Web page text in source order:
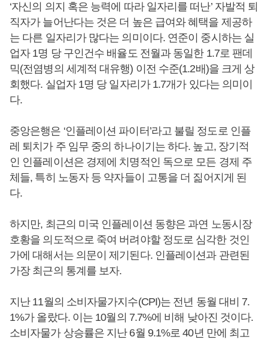
‘자신의 의지 혹은 능력에 따라 일자리를 떠난’ 자발적 퇴
직자가 늘어난다는 것은 더 높은 급여와 혜택을 제공하
는 다른 일자리가 많다는 의미이다. 연준이 중시하는 실
업자 1명 당 구인건수 배율도 전월과 동일한 1.7로 팬데
믹(전염병의 세계적 대유행) 이전 수준(1.2배)을 크게 상
회했다. 실업자 1명 당 일자리가 1.7개가 있다는 의미이
다.
중앙은행은 ‘인플레이션 파이터’라고 불릴 정도로 인플
레 퇴치가 주 임무 중의 하나이기는 하다. 높고, 장기적
인 인플레이션은 경제에 치명적인 독으로 모든 경제 주
체들, 특히 노동자 등 약자들이 고통을 더 짊어지게 된
다.
하지만, 최근의 미국 인플레이션 동향은 과연 노동시장
호황을 의도적으로 죽여 버려야할 정도로 심각한 것인
가에 대해서는 의문이 제기된다. 인플레이션과 관련된
가장 최근의 통계를 보자.
지난 11월의 소비자물가지수(CPI)는 전년 동월 대비 7.
1%가 올랐다. 이는 10월의 7.7%에 비해 낮아진 것이다.
소비자물가 상승률은 지난 6월 9.1%로 40년 만에 최고